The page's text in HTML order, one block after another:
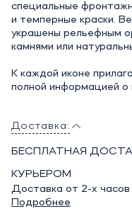
специальные
и темперные краски.
украшены рельефным
камнями или
К каждой иконе
полной информацией о
Доставка:
БЕСПЛАТНАЯ
КУРЬЕРОМ
Доставка от 2-х часов
Подробнее